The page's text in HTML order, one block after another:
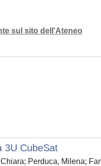
sul sito dell'Ateneo
3U CubeSat
Perduca, Milena;